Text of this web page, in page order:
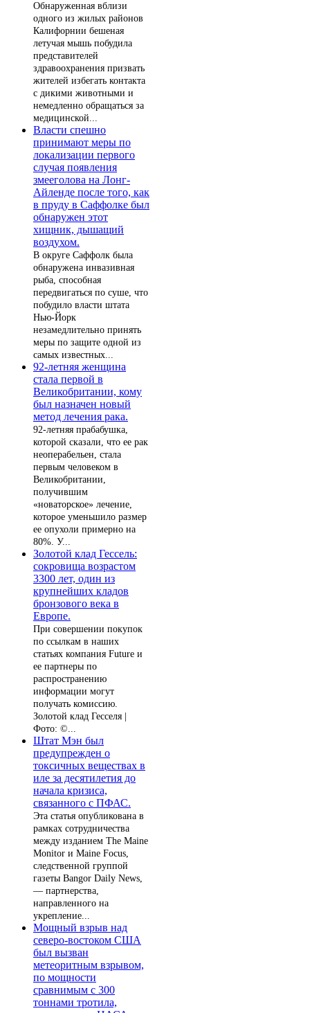
Обнаруженная вблизи
одного из жилых районов
Калифорнии бешеная
летучая мышь побудила
представителей
здравоохранения призвать
жителей избегать контакта
с дикими животными и
немедленно обращаться за
медицинской...
Власти спешно
принимают меры по
локализации первого
случая появления
змееголова на Лонг-
Айленде после того, как
в пруду в Саффолке был
обнаружен этот
хищник, дышащий
воздухом.
В округе Саффолк была
обнаружена инвазивная
рыба, способная
передвигаться по суше, что
побудило власти штата
Нью-Йорк
незамедлительно принять
меры по защите одной из
самых известных...
92-летняя женщина
стала первой в
Великобритании, кому
был назначен новый
метод лечения рака.
92-летняя прабабушка,
которой сказали, что ее рак
неоперабельен, стала
первым человеком в
Великобритании,
получившим
«новаторское» лечение,
которое уменьшило размер
ее опухоли примерно на
80%. У...
Золотой клад Гессель:
сокровища возрастом
3300 лет, один из
крупнейших кладов
бронзового века в
Европе.
При совершении покупок
по ссылкам в наших
статьях компания Future и
ее партнеры по
распространению
информации могут
получать комиссию.
Золотой клад Гесселя |
Фото: ©...
Штат Мэн был
предупрежден о
токсичных веществах в
иле за десятилетия до
начала кризиса,
связанного с ПФАС.
Эта статья опубликована в
рамках сотрудничества
между изданием The Maine
Monitor и Maine Focus,
следственной группой
газеты Bangor Daily News,
— партнерства,
направленного на
укрепление...
Мощный взрыв над
северо-востоком США
был вызван
метеоритным взрывом,
по мощности
сравнимым с 300
тоннами тротила,